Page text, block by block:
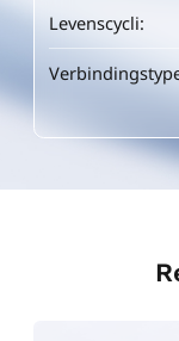
Levenscycli:
Levenscycli: